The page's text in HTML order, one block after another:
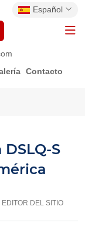
Español
Contacto
S
DEL SITIO